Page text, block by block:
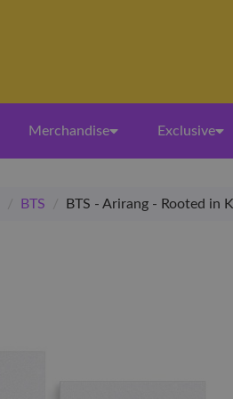
Merchandise Exclusive
/ BTS / BTS - Arirang - Rooted in